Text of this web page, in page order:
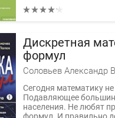
Дискретная
формул
Соловьев Александр
Сегодня математику
Подавляющее
населения. Не любят